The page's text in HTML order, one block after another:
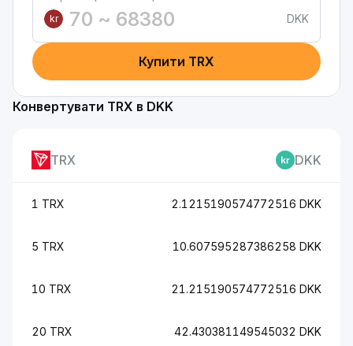
kr
DKK
Купити TRX
Конвертувати TRX в DKK
TRX DKK
1 TRX 2.1215190574772516 DKK
5 TRX 10.607595287386258 DKK
10 TRX 21.215190574772516 DKK
20 TRX 42.430381149545032 DKK